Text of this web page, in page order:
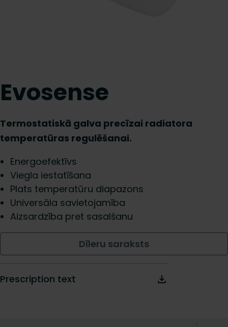
Evosense
Termostatiskā galva precīzai radiatora
temperatūras regulēšanai.
Energoefektīvs
Viegla iestatīšana
Plats temperatūru diapazons
Universāla savietojamība
Aizsardzība pret sasalšanu
Dīleru saraksts
Prescription text